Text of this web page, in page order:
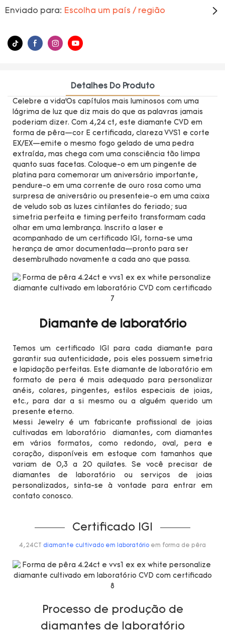
Enviado para: Escolha um país / região
Detalhes Do Produto
Celebre a vida’Os capítulos mais luminosos com uma
lágrima de luz que diz mais do que as palavras jamais
poderiam dizer. Com 4,24 ct, este diamante CVD em
forma de pêra—cor E certificada, clareza VVS1 e corte
EX/EX—emite o mesmo fogo gelado de uma pedra
extraída, mas chega com uma consciência tão limpa
quanto suas facetas. Coloque-o em um pingente de
platina para comemorar um aniversário importante,
pendure-o em uma corrente de ouro rosa como uma
surpresa de aniversário ou presenteie-o em uma caixa
de veludo sob as luzes cintilantes do feriado; sua
simetria perfeita e timing perfeito transformam cada
olhar em uma lembrança. Inscrito a laser e
acompanhado de um certificado IGI, torna-se uma
herança de amor documentada—pronto para ser
desembrulhado novamente a cada ano que passa.
Diamante de laboratório
Temos um certificado IGI para cada diamante para
garantir sua autenticidade, pois eles possuem simetria
e lapidação perfeitas. Este diamante de laboratório em
formato de pera é mais adequado para personalizar
anéis, colares, pingentes, estilos especiais de joias,
etc., para dar a si mesmo ou a alguém querido um
presente eterno.
Messi Jewelry é um fabricante profissional de joias
cultivadas em laboratório diamantes, com diamantes
em vários formatos, como redondo, oval, pera e
coração, disponíveis em estoque com tamanhos que
variam de 0,3 a 20 quilates. Se você precisar de
diamantes de laboratório ou serviços de joias
personalizados, sinta-se à vontade para entrar em
contato conosco.
Certificado IGI
4,24CT diamante cultivado em laboratório em forma de pêra
Processo de produção de
diamantes de laboratório